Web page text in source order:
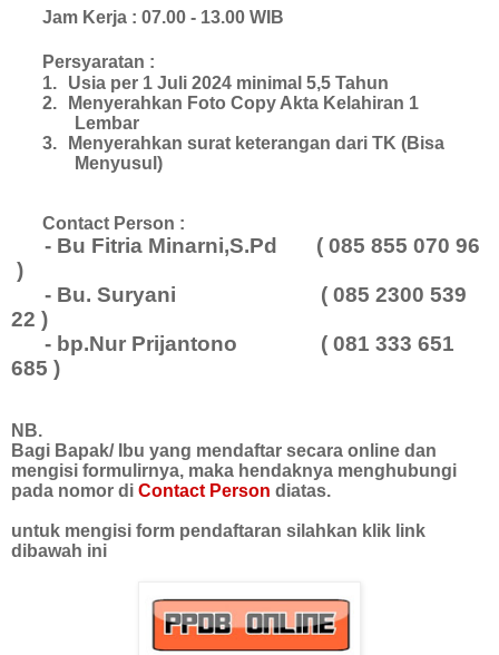
Jam Kerja : 07.00 - 13.00 WIB
Persyaratan :
1.
Usia per 1 Juli 2024 minimal 5,5 Tahun
2.
Menyerahkan Foto Copy Akta Kelahiran 1
Lembar
3.
Menyerahkan surat keterangan dari TK (Bisa
Menyusul)
Contact Person :
- Bu Fitria Minarni,S.Pd ( 085 855 070 96
)
- Bu. Suryani
( 085 2300 539
22 )
- bp.Nur Prijantono ( 081 333 651
685 )
NB.
Bagi Bapak/ Ibu yang mendaftar secara online dan
mengisi formulirnya, maka hendaknya menghubungi
pada nomor di Contact Person diatas.
untuk mengisi form pendaftaran silahkan klik link
dibawah ini